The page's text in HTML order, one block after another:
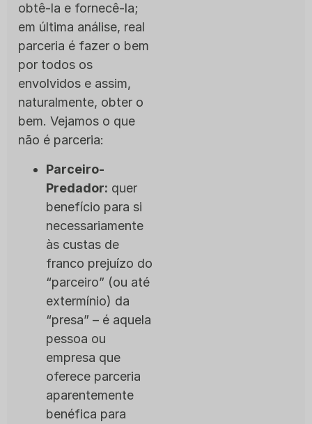
obtê-la e fornecê-la;
em última análise, real
parceria é fazer o bem
por todos os
envolvidos e assim,
naturalmente, obter o
bem. Vejamos o que
não é parceria:
Parceiro-
Predador: quer
benefício para si
necessariamente
às custas de
franco prejuízo do
“parceiro” (ou até
extermínio) da
“presa” – é aquela
pessoa ou
empresa que
oferece parceria
aparentemente
benéfica para